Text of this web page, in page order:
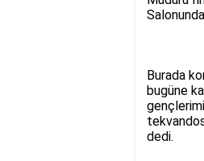
Burada
bugüne
dedi.